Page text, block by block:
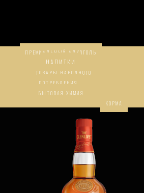
ПРЕМИАЛЬНЫЙ АЛКОГОЛЬ
НАПИТКИ
ТОВАРЫ НАРОДНОГО
ПОТРЕБЛЕНИЯ
БЫТОВАЯ ХИМИЯ
КОРМА